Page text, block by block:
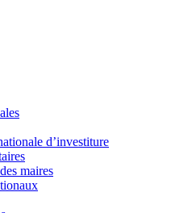
d’investiture
maires